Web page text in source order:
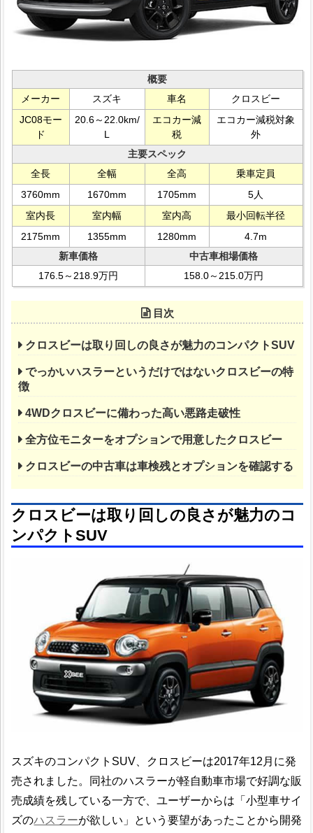
概要
メーカー
スズキ 車名
クロスビー
JC08モー
ド
20.6～22.0km/
L
エコカー減
税
エコカー減税対象
外
主要スペック
全長
全幅 全高
乗車定員
3760mm
1670mm 1705mm
5人
室内長
室内幅 室内高
最小回転半径
2175mm
1355mm 1280mm
4.7m
新車価格
中古車相場価格
176.5～218.9万円
158.0～215.0万円
目次
クロスビーは取り回しの良さが魅力のコンパクトSUV
でっかいハスラーというだけではないクロスビーの特
徴
4WDクロスビーに備わった高い悪路走破性
全方位モニターをオプションで用意したクロスビー
クロスビーの中古車は車検残とオプションを確認する
クロスビーは取り回しの良さが魅力のコ
ンパクトSUV
スズキのコンパクトSUV、クロスビーは2017年12月に発
売されました。同社のハスラーが軽自動車市場で好調な販
売成績を残している一方で、ユーザーからは「小型車サイ
ズのハスラーが欲しい」という要望があったことから開発